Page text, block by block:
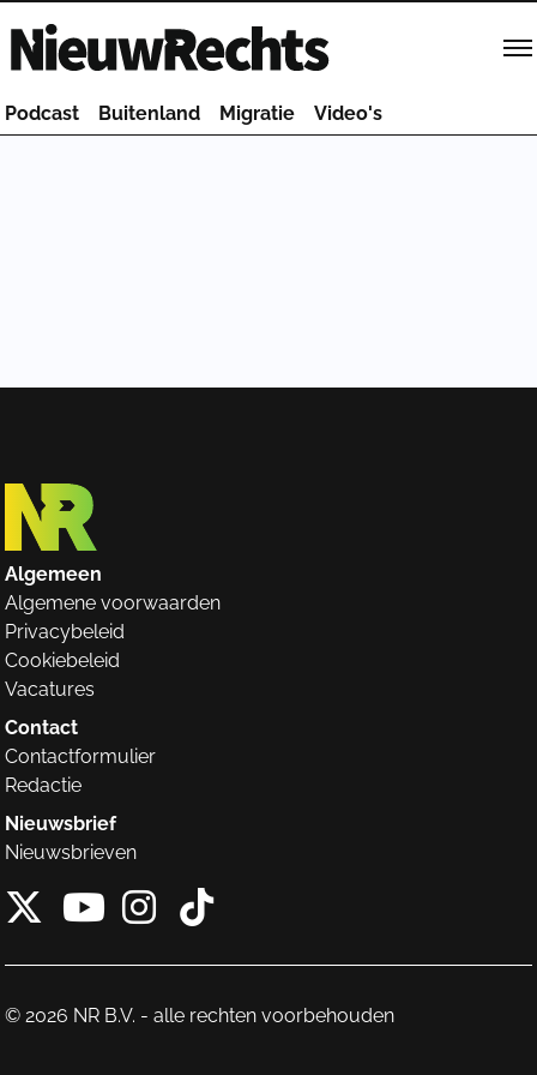
Homepage van NieuwRechts
Podcast Buitenland Migratie Video's
Algemeen
Algemene voorwaarden
Privacybeleid
Cookiebeleid
Vacatures
Contact
Contactformulier
Redactie
Nieuwsbrief
Nieuwsbrieven
X van NieuwRechts
Instagram van
Tiktok van
© 2026 NR B.V. - alle rechten voorbehouden